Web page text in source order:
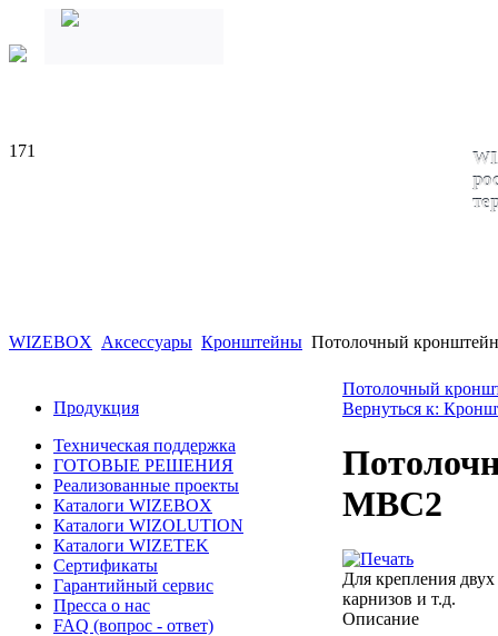
171
WIZEBOX Аксессуары Кронштейны Потолочный
Продукция
Техническая поддержка
ГОТОВЫЕ РЕШЕНИЯ
Реализованные проекты
Каталоги WIZEBOX
Каталоги WIZOLUTION
Каталоги WIZETEK
Сертификаты
Гарантийный сервис
Пресса о нас
FAQ (вопрос - ответ)
Потолочный
Вернуться к:
MBC2
Для крепления
карнизов и т.д.
Описание